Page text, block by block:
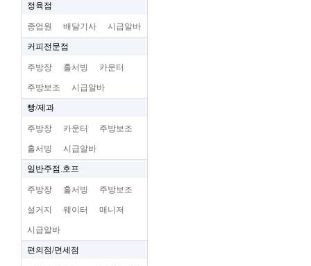
정육점
종업원 배달기사 시급알바
커피전문점
주방장 홀서빙 카운터
주방보조 시급알바
빵/제과
주방장 카운터 주방보조
홀서빙 시급알바
일반주점.호프
주방장 홀서빙 주방보조
설거지 웨이터 매니저
시급알바
편의점/면세점